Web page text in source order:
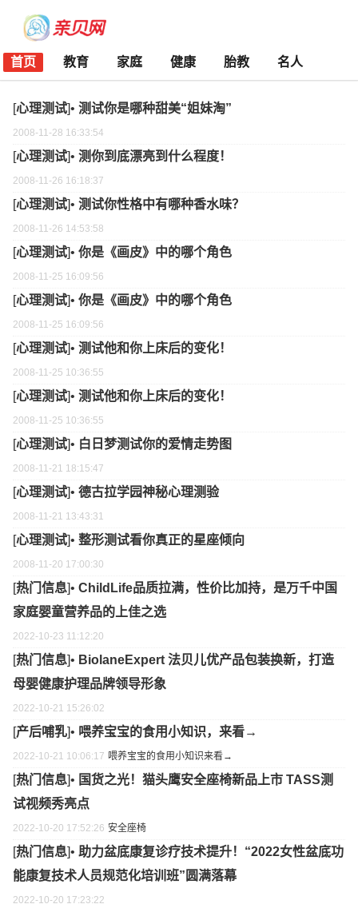
首页 教育 家庭 健康 胎教 名人
[心理测试]• 测试你是哪种甜美“姐妹淘”
2008-11-28 16:33:54
[心理测试]• 测你到底漂亮到什么程度！
2008-11-26 16:18:37
[心理测试]• 测试你性格中有哪种香水味？
2008-11-26 14:53:58
[心理测试]• 你是《画皮》中的哪个角色
2008-11-25 16:09:56
[心理测试]• 你是《画皮》中的哪个角色
2008-11-25 16:09:56
[心理测试]• 测试他和你上床后的变化！
2008-11-25 10:36:55
[心理测试]• 测试他和你上床后的变化！
2008-11-25 10:36:55
[心理测试]• 白日梦测试你的爱情走势图
2008-11-21 18:15:47
[心理测试]• 德古拉学园神秘心理测验
2008-11-21 13:43:31
[心理测试]• 整形测试看你真正的星座倾向
2008-11-20 17:00:30
[热门信息]• ChildLife品质拉满，性价比加持，是万千中国
家庭婴童营养品的上佳之选
2022-10-23 11:12:20
[热门信息]• BiolaneExpert 法贝儿优产品包装换新，打造
母婴健康护理品牌领导形象
2022-10-21 15:26:02
[产后哺乳]• 喂养宝宝的食用小知识，来看→
2022-10-21 10:06:17 喂养宝宝的食用小知识来看→
[热门信息]• 国货之光！猫头鹰安全座椅新品上市 TASS测
试视频秀亮点
2022-10-20 17:52:26 安全座椅
[热门信息]• 助力盆底康复诊疗技术提升！“2022女性盆底功
能康复技术人员规范化培训班”圆满落幕
2022-10-20 17:23:22